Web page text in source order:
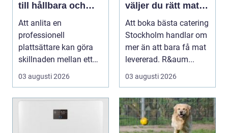
till hållbara och
vackra ytor hemma
Att anlita en
professionell
plattsättare kan göra
skillnaden mellan ett
rum som bara fungerar
03 augusti 2026
väljer du rätt mat
till ditt evenemang
Att boka bästa catering
Stockholm handlar om
mer än att bara få mat
levererad. R&aum...
03 augusti 2026